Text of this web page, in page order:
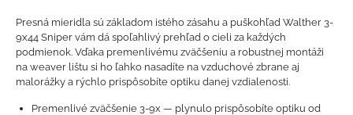
Presná mieridla sú základom istého zásahu a puškohľad Walther 3-
9x44 Sniper vám dá spoľahlivý prehľad o cieli za každých
podmienok. Vďaka premenlivému zväčšeniu a robustnej montáži
na weaver lištu si ho ľahko nasadíte na vzduchové zbrane aj
malorážky a rýchlo prispôsobíte optiku danej vzdialenosti.
Premenlivé zväčšenie 3-9x — plynulo prispôsobíte optiku od